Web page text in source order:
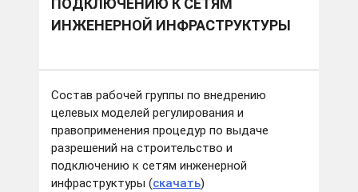
ПОДКЛЮЧЕНИЮ К СЕТЯМ
ИНЖЕНЕРНОЙ ИНФРАСТРУКТУРЫ
Состав рабочей группы по внедрению
целевых моделей регулирования и
правоприменения процедур по выдаче
разрешений на строительство и
подключению к сетям инженерной
инфраструктуры (скачать)